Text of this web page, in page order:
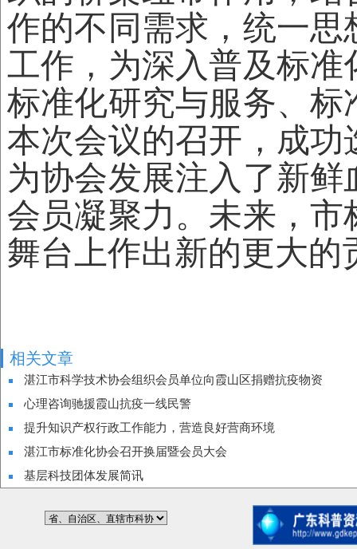
作的不同需求，统一
工作，为深入普及标
标准化研究与服务、
本次会议的召开，成
为协会发展注入了新
会员凝聚力。未来，
舞台上作出新的更大的
相关文章
湛江市科学技术协会组织会员单位向霞山区捐赠抗疫物资
心理咨询驰援霞山抗疫一线民警
提升知识产权行政工作能力，营造良好营商环境
湛江市标准化协会召开换届暨会员大会
基层科技团体发展简讯